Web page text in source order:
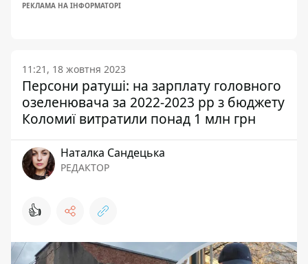
РЕКЛАМА НА ІНФОРМАТОРІ
11:21, 18 жовтня 2023
Персони ратуші: на зарплату головного
озеленювача за 2022-2023 рр з бюджету
Коломиї витратили понад 1 млн грн
Наталка Сандецька
РЕДАКТОР
👍